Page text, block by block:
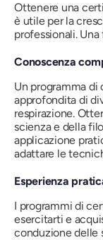
Ottenere una
è utile per la
professionali.
Conoscenza
Un programma
approfondita di
respirazione.
scienza e della
applicazione
adattare le
Esperienza
I programmi di
esercitarti e
conduzione delle